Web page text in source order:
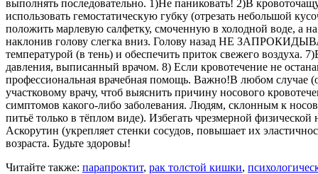
выполнять последовательно. 1)Не паниковать! 2)В
использовать гемостатическую губку (отрезать небольшой
положить марлевую салфетку, смоченную в холодной воде, а
наклонив голову слегка вниз. Голову назад НЕ
температурой (в тень) и обеспечить приток свежего воздуха.
давления, выписанный врачом. 8) Если кровотечение не
профессиональная врачебная помощь. Важно!В любом случае
участковому врачу, чтоб выяснить причину носового
симптомов какого-либо заболевания. Людям, склонным к
питьё только в тёплом виде). Избегать чрезмерной
Аскорутин (укрепляет стенки сосудов, повышает их
возраста. Будьте здоровы!
Читайте также: парапроктит, рак толстой кишки,